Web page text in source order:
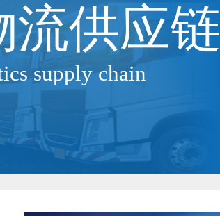
流供应链
supply chain